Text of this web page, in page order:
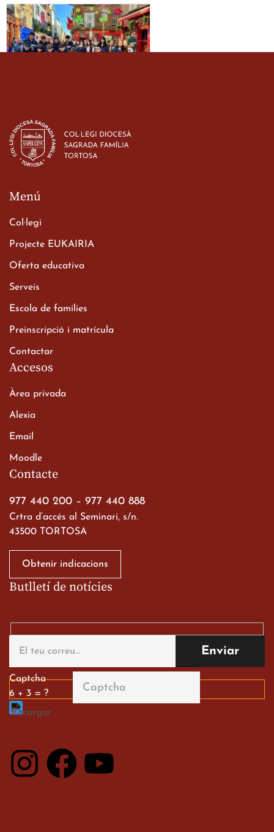
d’ESO-BSD a Irlanda
23 de març de 2026
Xerrada del Sr. Bisbe als
Batxillerat
a les ciutats imperials
alumnes al Tortosa
English Festival
13 de març de 2026
Contacte
977 440 200 – 977 440 888
Crtra d’accés al Seminari, s/n.
43500 TORTOSA
Obtenir indicacions
Menú
Col·legi
Projecte EUKAIRIA
Oferta educativa
Serveis
Escola de famílies
Preinscripció i matrícula
Contactar
Accesos
Àrea privada
Alexia
Email
Moodle
Butlletí de notícies
Captcha
6 + 3 = ?